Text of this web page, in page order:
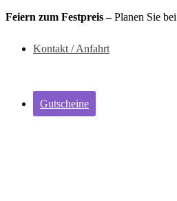
Kontakt / Anfahrt
Gutscheine
Feiern zum Festpreis –Planen Sie